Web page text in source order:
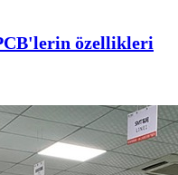
özellikleri